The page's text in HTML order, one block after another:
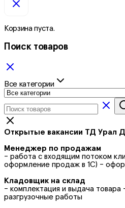
Корзина пуста.
Поиск товаров
Все категории
Открытые вакансии ТД Урал
Менеджер по продажам
- работа с входящим потоком
оформление продаж в 1С) -
Кладовщик на склад
- комплектация и выдача
разгрузочные работы